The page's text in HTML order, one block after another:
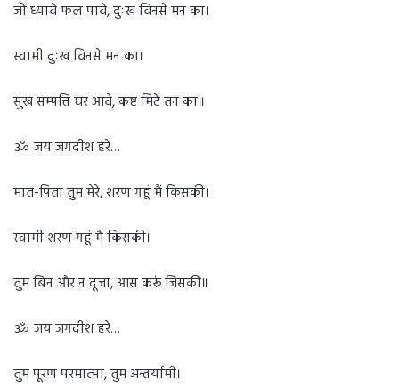
जो ध्यावे फल पावे, दुःख विनसे मन का।
स्वामी दुःख विनसे मन का।
सुख सम्पत्ति घर आवे, कष्ट मिटे तन का॥
ॐ जय जगदीश हरे…
मात-पिता तुम मेरे, शरण गहूं मैं किसकी।
स्वामी शरण गहूं मैं किसकी।
तुम बिन और न दूजा, आस करूं जिसकी॥
ॐ जय जगदीश हरे…
तुम पूरण परमात्मा, तुम अन्तर्यामी।